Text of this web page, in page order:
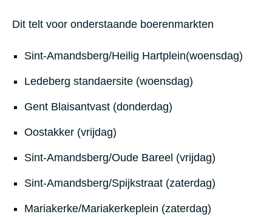
Dit telt voor onderstaande boerenmarkten
Sint-Amandsberg/Heilig Hartplein(woensdag)
Ledeberg standaersite (woensdag)
Gent Blaisantvast (donderdag)
Oostakker (vrijdag)
Sint-Amandsberg/Oude Bareel (vrijdag)
Sint-Amandsberg/Spijkstraat (zaterdag)
Mariakerke/Mariakerkeplein (zaterdag)